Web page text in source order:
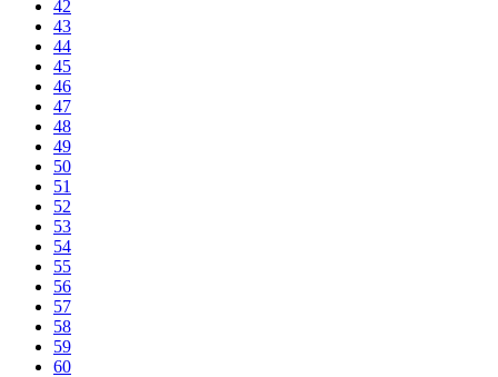
42
43
44
45
46
47
48
49
50
51
52
53
54
55
56
57
58
59
60